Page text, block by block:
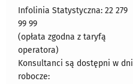
Infolinia Statystyczna: 22 279
99 99
(opłata zgodna z taryfą
operatora)
Konsultanci są dostępni w dni
robocze: